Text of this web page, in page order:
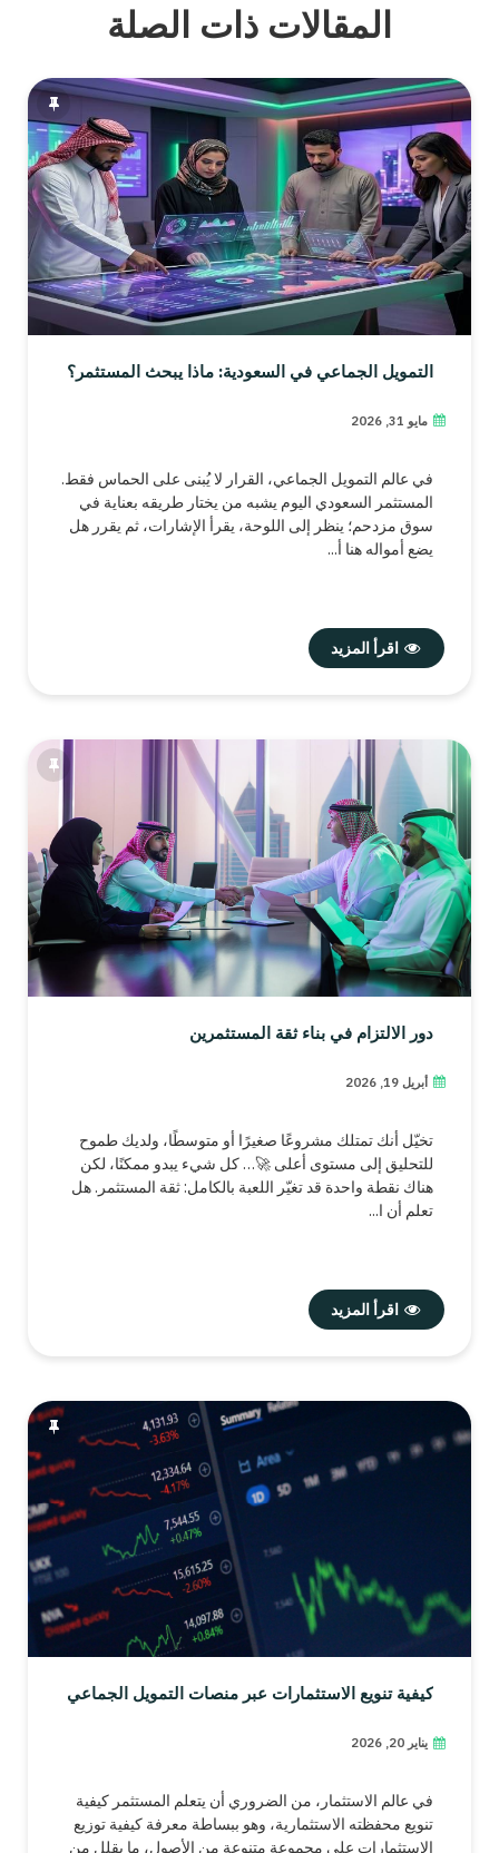
المقالات ذات الصلة
التمويل الجماعي في السعودية: ماذا يبحث المستثمر؟
مايو 31, 2026
في عالم التمويل الجماعي، القرار لا يُبنى على الحماس فقط.
المستثمر السعودي اليوم يشبه من يختار طريقه بعناية في
سوق مزدحم؛ ينظر إلى اللوحة، يقرأ الإشارات، ثم يقرر هل
يضع أمواله هنا أ...
اقرأ المزيد
دور الالتزام في بناء ثقة المستثمرين
أبريل 19, 2026
تخيّل أنك تمتلك مشروعًا صغيرًا أو متوسطًا، ولديك طموح
للتحليق إلى مستوى أعلى 🚀… كل شيء يبدو ممكنًا، لكن
هناك نقطة واحدة قد تغيّر اللعبة بالكامل: ثقة المستثمر. هل
تعلم أن ا...
اقرأ المزيد
كيفية تنويع الاستثمارات عبر منصات التمويل الجماعي
يناير 20, 2026
في عالم الاستثمار، من الضروري أن يتعلم المستثمر كيفية
تنويع محفظته الاستثمارية، وهو ببساطة معرفة كيفية توزيع
الاستثمارات على مجموعة متنوعة من الأصول، ما يقلل من